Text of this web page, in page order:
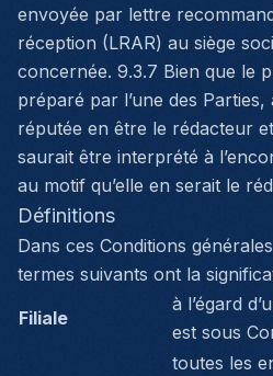
envoyée par lettre
réception (LRAR) au siège
concernée. 9.3.7 Bien que le
préparé par l’une des Parties,
réputée en être le rédacteur
saurait être interprété à
au motif qu’elle en serait le
Définitions
Dans ces Conditions
termes suivants ont la
Filiale
à l’égard
est sous
toutes les